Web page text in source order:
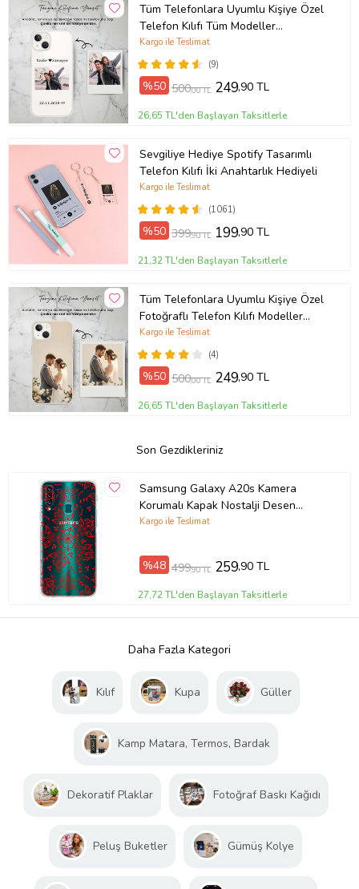
Tüm Telefonlara Uyumlu Kişiye Özel
Telefon Kılıfı Tüm Modeller
Açıklamada
(9)
Kargo ile Teslimat
%50 500,00 TL 249,90 TL
26,65 TL'den Başlayan Taksitlerle
Sevgiliye Hediye Spotify Tasarımlı
Telefon Kılıfı İki Anahtarlık Hediyeli
(1061)
Kargo ile Teslimat
%50 399,90 TL 199,90 TL
21,32 TL'den Başlayan Taksitlerle
Tüm Telefonlara Uyumlu Kişiye Özel
Fotoğraflı Telefon Kılıfı Modeller
Açıklamada
(4)
Kargo ile Teslimat
%50 500,00 TL 249,90 TL
26,65 TL'den Başlayan Taksitlerle
Son Gezdikleriniz
Samsung Galaxy A20s Kamera
Korumalı Kapak Nostalji Desen
Tasarımlı Şeffaf Kılıf
Kargo ile Teslimat
%48 499,90 TL 259,90 TL
27,72 TL'den Başlayan Taksitlerle
Daha Fazla Kategori
Kılıf Kupa Güller
Kamp Matara, Termos, Bardak
Dekoratif Plaklar Fotoğraf Baskı Kağıdı
Peluş Buketler Gümüş Kolye